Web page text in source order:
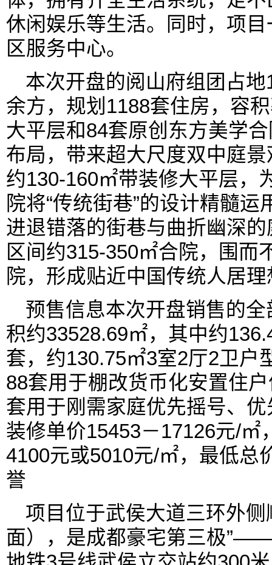
休闲娱乐等生活。同时，项
区服务中心。
本次开盘的阅山府组团占
余方，规划1188套住房，容
大平层和84套原创东方美学
布局，带来超大尺度双中庭
约130-160㎡带装修大平层，
院将“传统街巷”的设计精髓
进退错落的街巷与曲折幽深
区间约315-350㎡合院，围而
院，形成贴近中国传统人居
预售信息本次开盘销售的
积约33528.69㎡，其中约
套，约130.75㎡3室2厅2卫户
88套用于棚改货币化安置住
套用于刚需家庭优先摇号、
装修单价15453－17126元/㎡
4100元或5010元/㎡，最低总
誉
项目位于武侯大道三环外
面），是成都豪宅第三极